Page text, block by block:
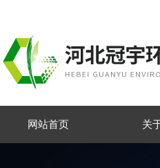
网站首页 关